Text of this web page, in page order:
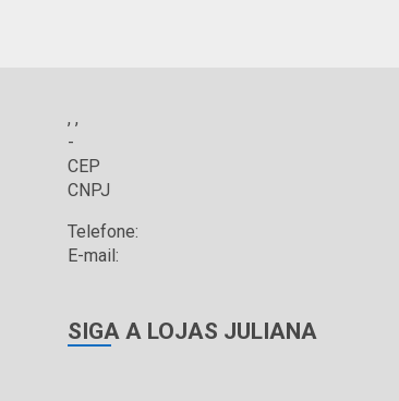
, ,
-
CEP
CNPJ
Telefone:
E-mail:
SIGA A LOJAS JULIANA